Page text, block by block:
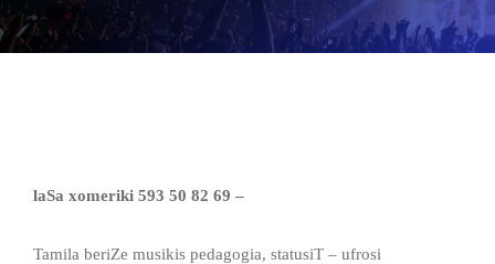
laSa xomeriki 593 50 82 69 –
Tamila beriZe musikis pedagogia, statusiT – ufrosi